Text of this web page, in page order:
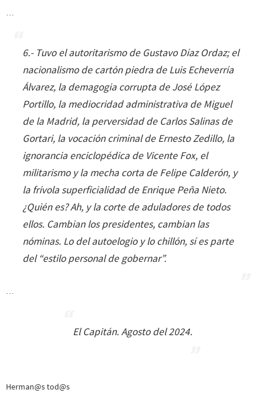
…
6.- Tuvo el autoritarismo de Gustavo Díaz Ordaz; el
nacionalismo de cartón piedra de Luis Echeverría
Álvarez, la demagogia corrupta de José López
Portillo, la mediocridad administrativa de Miguel
de la Madrid, la perversidad de Carlos Salinas de
Gortari, la vocación criminal de Ernesto Zedillo, la
ignorancia enciclopédica de Vicente Fox, el
militarismo y la mecha corta de Felipe Calderón, y
la frívola superficialidad de Enrique Peña Nieto.
¿Quién es? Ah, y la corte de aduladores de todos
ellos. Cambian los presidentes, cambian las
nóminas. Lo del autoelogio y lo chillón, sí es parte
del “estilo personal de gobernar”.
…
El Capitán. Agosto del 2024.
Herman@s tod@s